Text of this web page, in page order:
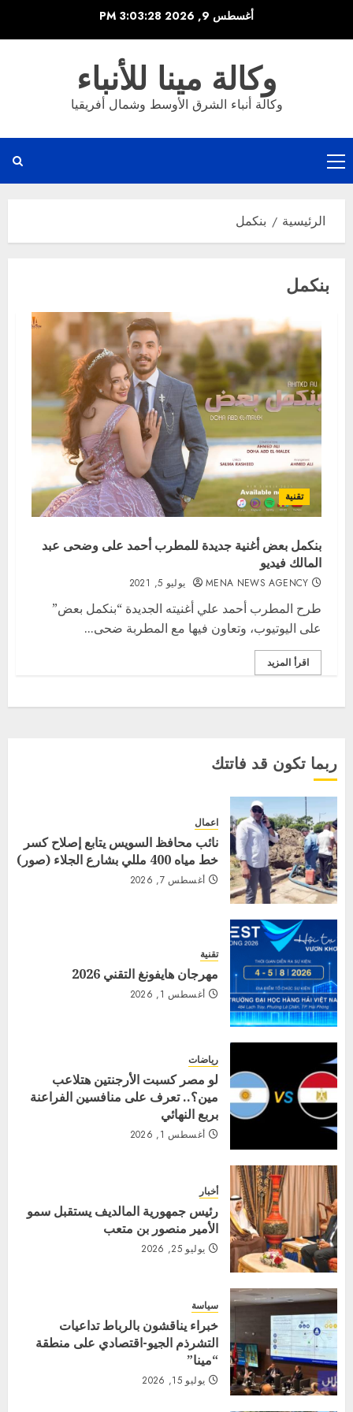
أغسطس 9, 2026 3:03:28 PM
وكالة مينا للأنباء
وكالة أنباء الشرق الأوسط وشمال أفريقيا
القائمة
الرئيسية
الرئيسية بنكمل
بنكمل
تقنية
بنكمل بعض أغنية جديدة للمطرب أحمد على وضحى عبد
المالك فيديو
MENA NEWS AGENCY يوليو 5, 2021
طرح المطرب أحمد علي أغنيته الجديدة “بنكمل بعض”
على اليوتيوب، وتعاون فيها مع المطربة ضحى...
اقرأ المزيد
ربما تكون قد فاتتك
اعمال
نائب محافظ السويس يتابع إصلاح كسر
خط مياه 400 مللي بشارع الجلاء (صور)
أغسطس 7, 2026
تقنية
مهرجان هايفونغ التقني 2026
أغسطس 1, 2026
رياضات
لو مصر كسبت الأرجنتين هتلاعب
مين؟.. تعرف على منافسين الفراعنة
بربع النهائي
أغسطس 1, 2026
أخبار
رئيس جمهورية المالديف يستقبل سمو
الأمير منصور بن متعب
يوليو 25, 2026
سياسة
خبراء يناقشون بالرباط تداعيات
التشرذم الجيو-اقتصادي على منطقة
“مينا”
يوليو 15, 2026